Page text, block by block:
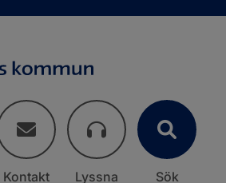
Kontakt Lyssna Sök